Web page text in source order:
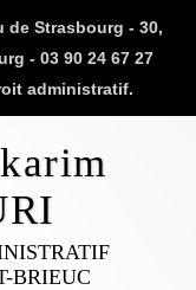
de Strasbourg - 30,
- 03 90 24 67 27
administratif.
BRIEUC